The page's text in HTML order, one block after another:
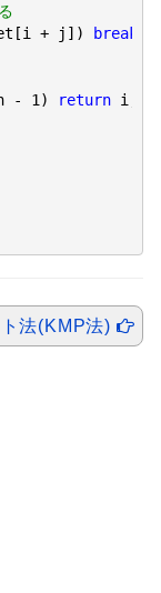
+ j]) break
- 1 ) return i;
法(KMP法)